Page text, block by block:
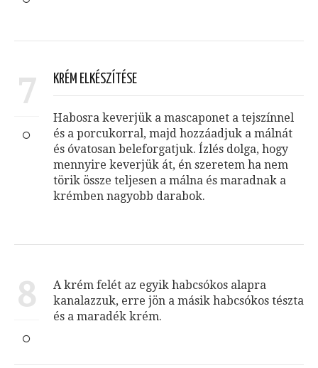
7 KRÉM ELKÉSZÍTÉSE
Habosra keverjük a mascaponet a tejszínnel
és a porcukorral, majd hozzáadjuk a málnát
és óvatosan beleforgatjuk. Ízlés dolga, hogy
mennyire keverjük át, én szeretem ha nem
törik össze teljesen a málna és maradnak a
krémben nagyobb darabok.
8
A krém felét az egyik habcsókos alapra
kanalazzuk, erre jön a másik habcsókos tészta
és a maradék krém.